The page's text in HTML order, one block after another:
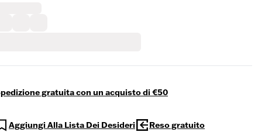
gratuita con un acquisto di €50
Aggiungi Alla Lista Dei Desideri Reso gratuito